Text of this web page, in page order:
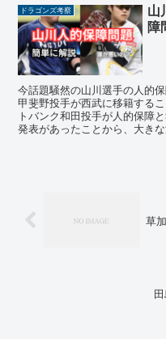
ドラゴンズ考察
山
障
今話題騒然の山川選手の人的
甲斐野投手が西武に移籍する
トバンク和田投手が人的保障
発表があったことから、大き
草